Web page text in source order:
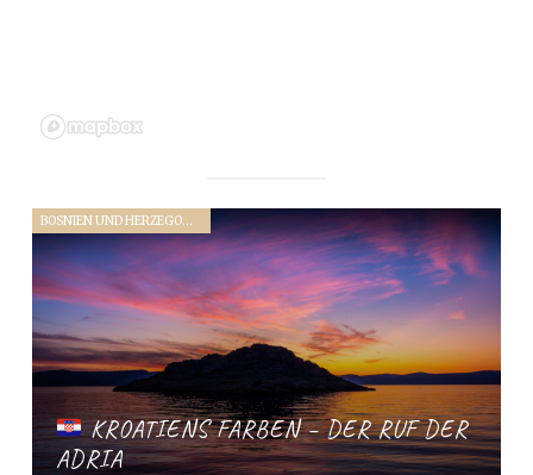
BOSNIEN UND HERZEGOWINA (2019)
KROATIENS FARBEN – DER RUF DER
ADRIA